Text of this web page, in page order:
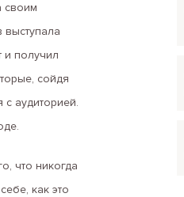
своим
выступала
и получил
сойдя
с аудиторией.
что никогда
как это